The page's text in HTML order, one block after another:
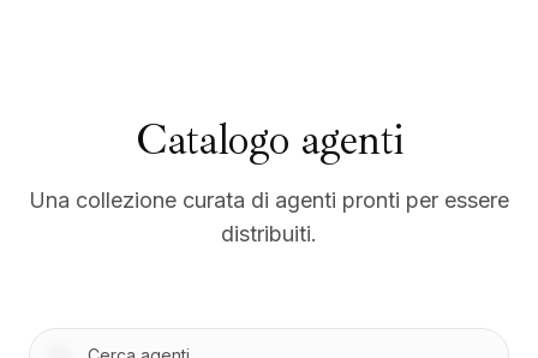
Blog
Modelli
Catalogo agenti
Una collezione curata di agenti pronti per essere
distribuiti.